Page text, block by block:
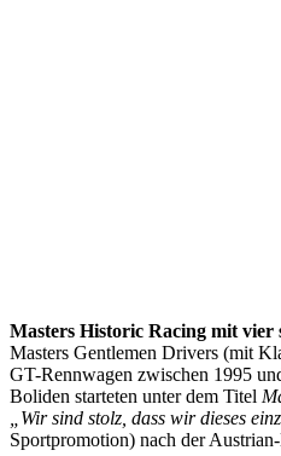
Masters Historic Racing mit vier
Masters Gentlemen Drivers (mit
GT-Rennwagen zwischen 1995
Boliden starteten unter dem Titel
„Wir sind stolz, dass wir dieses
Sportpromotion) nach der